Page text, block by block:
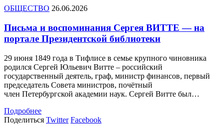
ОБЩЕСТВО 26.06.2026
Письма и воспоминания Сергея ВИТТЕ — на
портале Президентской библиотеки
29 июня 1849 года в Тифлисе в семье крупного чиновника
родился Сергей Юльевич Витте – российский
государственный деятель, граф, министр финансов, первый
председатель Совета министров, почётный
член Петербургской академии наук. Сергей Витте был…
Подробнее
Поделиться Twitter Facebook